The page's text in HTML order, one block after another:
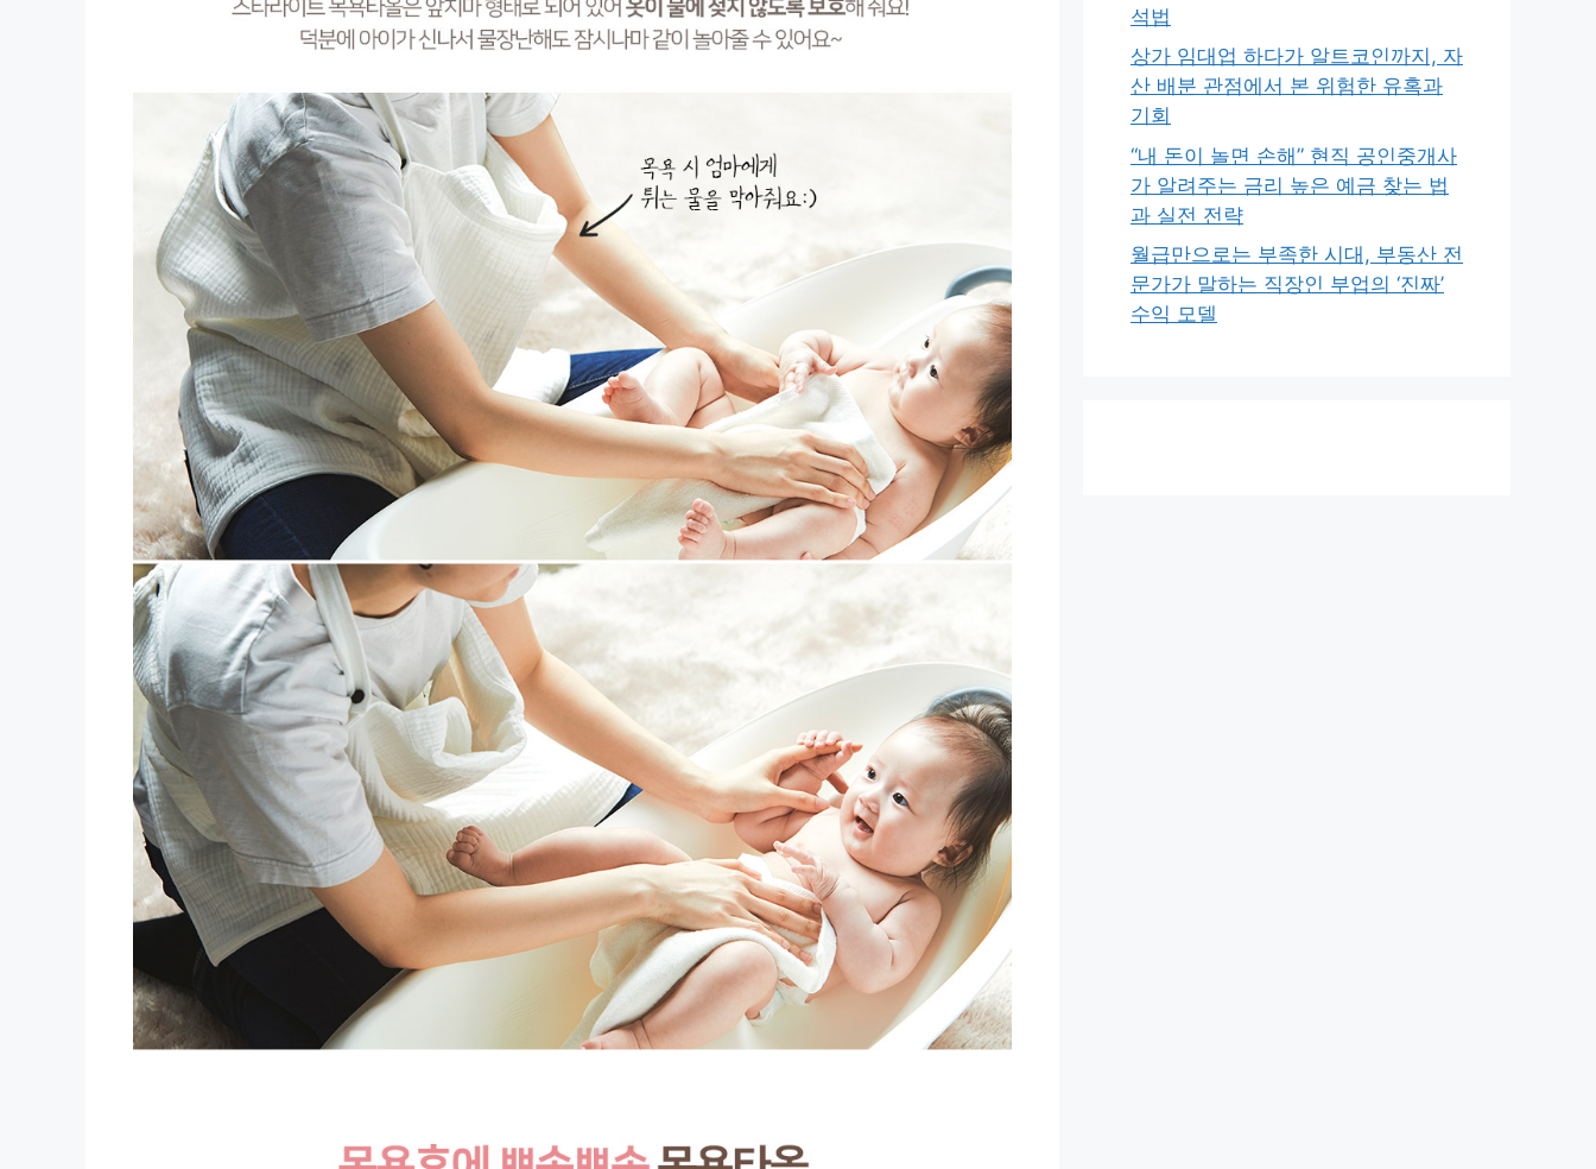
석법
상가 임대업 하다가 알트코인까지, 자
산 배분 관점에서 본 위험한 유혹과
기회
“내 돈이 놀면 손해” 현직 공인중개사
가 알려주는 금리 높은 예금 찾는 법
과 실전 전략
월급만으로는 부족한 시대, 부동산 전
문가가 말하는 직장인 부업의 ‘진짜’
수익 모델